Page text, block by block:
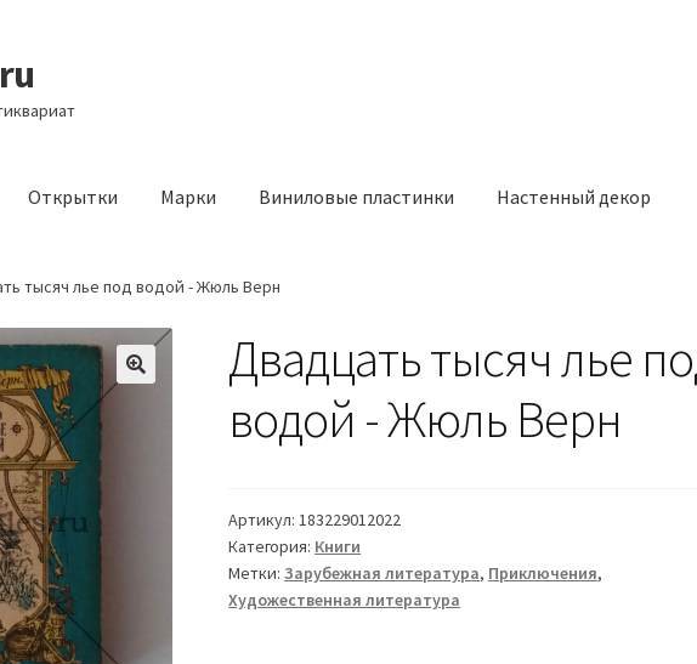
Открытки Марки Виниловые пластинки Настенный декор
тысяч лье под водой - Жюль Верн
Двадцать тысяч лье
водой - Жюль Верн
Артикул:183229012022
Категория: Книги
Метки:Зарубежная литература, Приключения,
Художественная литература